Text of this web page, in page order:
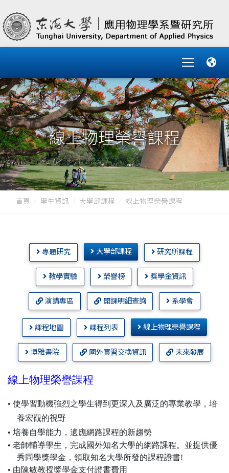
線上物理榮譽課程
首頁 學生資訊 大學部課程 線上物理榮譽課程
專題研究 大學部課程 研究所課程
教學實驗 榮譽榜 獎學金資訊
演講專區 開課明細查詢 系學會
課程地圖 課程列表 線上物理榮譽課程
博雅書院 國外實習交換資訊 未來發展
線上物理榮譽課程
• 使學習動機強烈之學生得到更深入及廣泛的專業教學，培
養宏觀的視野
• 培養自學能力，適應網路課程的新趨勢
• 老師輔導學生，完成國外知名大學的網路課程。並提供優
秀同學獎學金，領取知名大學所發的課程證書!
• 由陳敏教授獎學金支付證書費用